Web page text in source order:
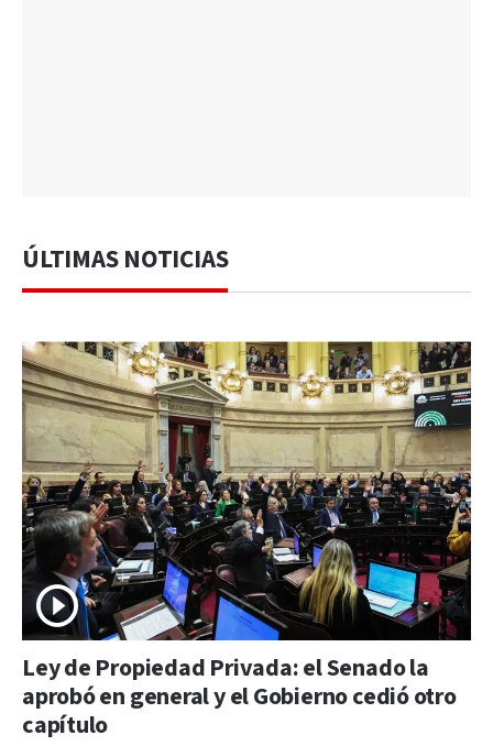
ÚLTIMAS NOTICIAS
Ley de Propiedad Privada: el Senado la
aprobó en general y el Gobierno cedió otro
capítulo